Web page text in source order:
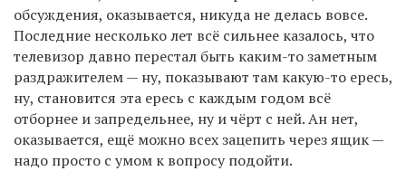
обсуждения, оказывается, никуда не делась вовсе.
Последние несколько лет всё сильнее казалось, что
телевизор давно перестал быть каким-то заметным
раздражителем — ну, показывают там какую-то ересь,
ну, становится эта ересь с каждым годом всё
отборнее и запредельнее, ну и чёрт с ней. Ан нет,
оказывается, ещё можно всех зацепить через ящик —
надо просто с умом к вопросу подойти.